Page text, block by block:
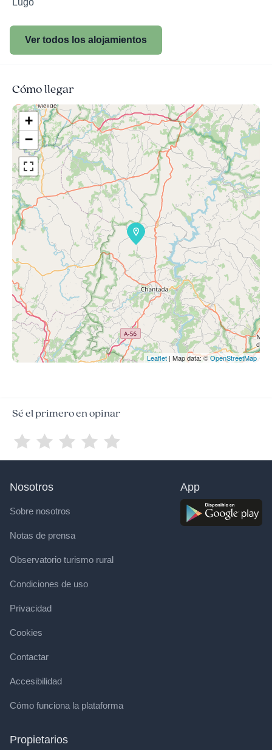
Lugo
Ver todos los alojamientos
Cómo llegar
+
−
Leaflet | Map data: ©OpenStreetMap
Sé el primero en opinar
Nosotros
Sobre nosotros
Notas de prensa
Observatorio turismo rural
Condiciones de uso
Privacidad
Cookies
Contactar
Accesibilidad
Cómo funciona la plataforma
Propietarios
App